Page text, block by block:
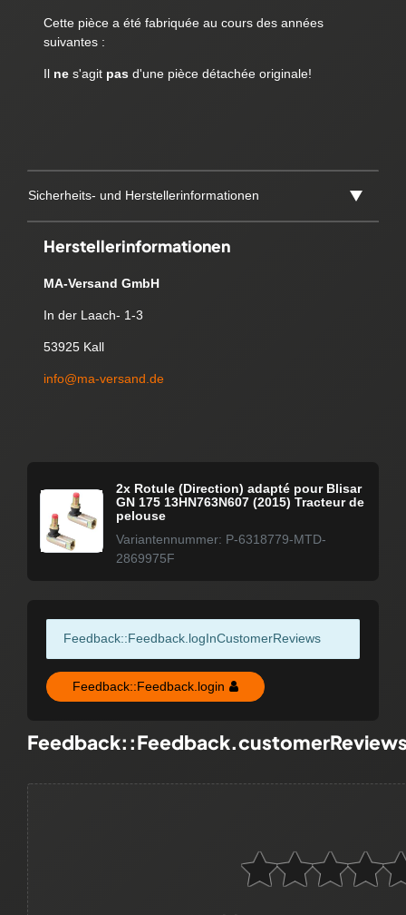
Cette pièce a été fabriquée au cours des années
suivantes :
Il nes'agit pas d'une pièce détachée originale!
Sicherheits- und Herstellerinformationen
Herstellerinformationen
MA-Versand GmbH
In der Laach- 1-3
53925 Kall
info@ma-versand.de
2x Rotule (Direction) adapté pour Blisar
GN 175 13HN763N607 (2015) Tracteur de
pelouse
Variantennummer: P-6318779-MTD-
2869975F
Feedback::Feedback.logInCustomerReviews
Feedback::Feedback.login